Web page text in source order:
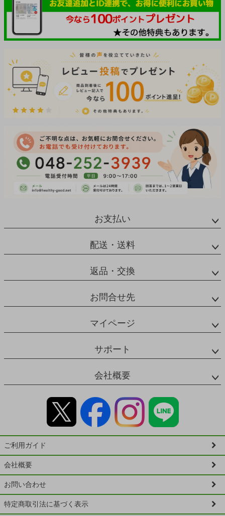
お支払い
配送・送料
返品・交換
お問合せ先
マイページ
サポート
会社概要
ご利用ガイド
会社概要
お問い合わせ
特定商取引法に基づく表示